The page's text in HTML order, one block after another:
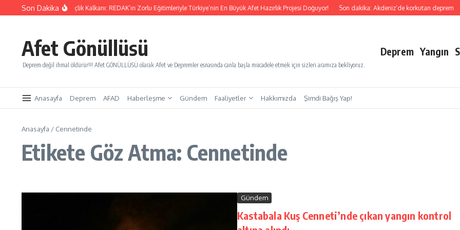
İçeriğe atlaSon Dakika
Yarınları Kurtaracak Gençlik Kalkanı: REDAK’ın Zorlu Eğitimleriyle Türkiye’nin En Büyük Afet Hazırlık Projesi Doğuyor! Son dakika: Akdeniz’de korkutan deprem
Afet Gönüllüsü
Deprem değil ihmal öldürür!!! Afet GÖNÜLLÜSÜ olarak Afet ve Depremler esnasında canla başla mücadele etmek için sizleri aramıza bekliyoruz.
Deprem Yangın
Anasayfa Deprem AFAD Haberleşme Gündem Faaliyetler Hakkımızda Şimdi Bağış Yap!
Anasayfa / Cennetinde
Etikete Göz Atma: Cennetinde
Gündem
Kastabala Kuş Cenneti’nde çıkan yangın kontrol